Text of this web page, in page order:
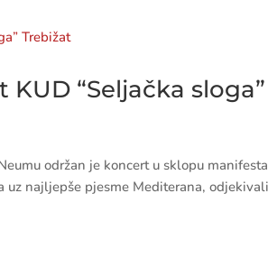
“Seljačka
održan je koncert u sklopu
najljepše pjesme Mediterana,